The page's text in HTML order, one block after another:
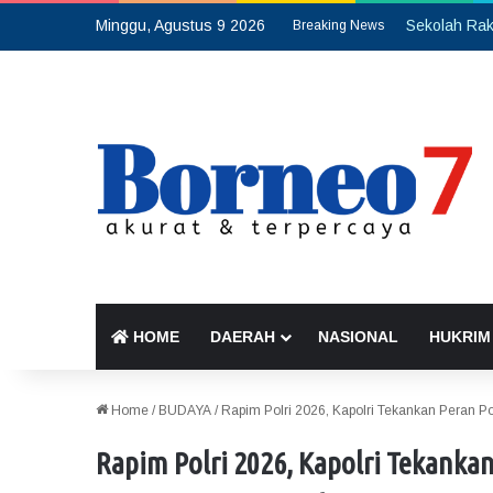
Minggu, Agustus 9 2026 Breaking News
HOME DAERAH NASIONAL HUKRIM
Home / BUDAYA / Rapim Polri 2026, Kapolri Tekankan Peran
Rapim Polri 2026, Kapolri